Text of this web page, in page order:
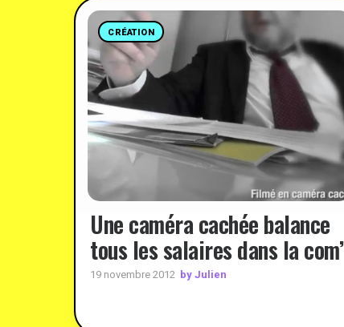
CRÉATION
Une caméra cachée balance
tous les salaires dans la com’
19 novembre 2012 by Julien